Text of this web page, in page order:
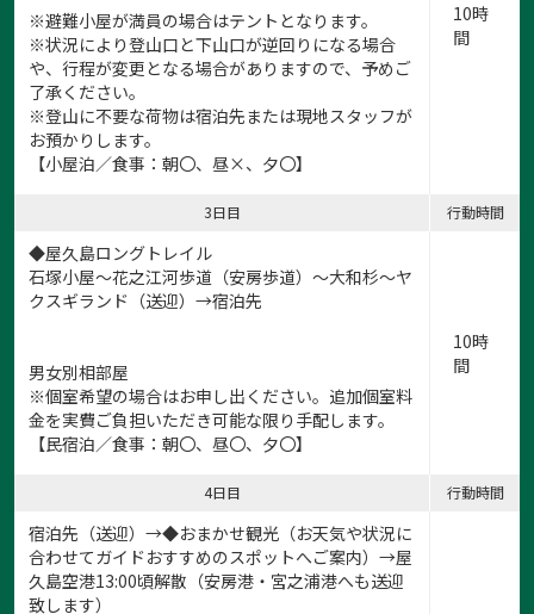
※避難小屋が満員の場合はテントとなります。
※状況により登山口と下山口が逆回りになる場合
や、行程が変更となる場合がありますので、予めご
了承ください。
※登山に不要な荷物は宿泊先または現地スタッフが
お預かりします。
【小屋泊／食事：朝〇、昼×、夕〇】
10時
間
3日目 行動時間
◆屋久島ロングトレイル
石塚小屋～花之江河歩道（安房歩道）～大和杉～ヤ
クスギランド（送迎）→宿泊先
男女別相部屋
※個室希望の場合はお申し出ください。追加個室料
金を実費ご負担いただき可能な限り手配します。
【民宿泊／食事：朝〇、昼〇、夕〇】
10時
間
4日目 行動時間
宿泊先（送迎）→◆おまかせ観光（お天気や状況に
合わせてガイドおすすめのスポットへご案内）→屋
久島空港13:00頃解散（安房港・宮之浦港へも送迎
致します）